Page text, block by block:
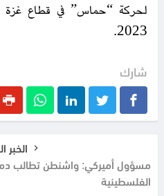
2023.
شارك
الخبر
مسؤول أميركي: واشنطن تطالب
الفلسطينية